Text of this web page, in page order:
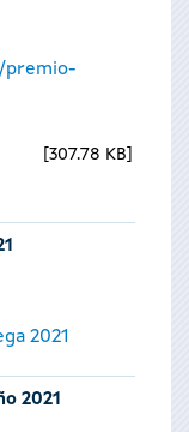
premio-
307.78 KB
2021
2021